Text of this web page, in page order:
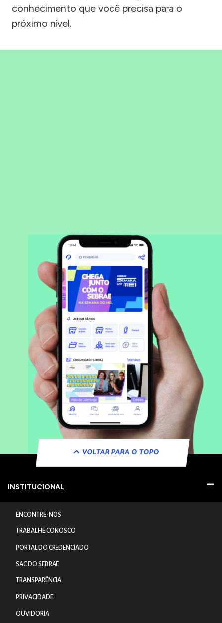
conhecimento que você precisa para o
próximo nível.
VOLTAR PARA O TOPO
INSTITUCIONAL
ENCONTRE-NOS
TRABALHE CONOSCO
PORTAL DO CREDENCIADO
SAC DO SEBRAE
TRANSPARÊNCIA
PRIVACIDADE
OUVIDORIA